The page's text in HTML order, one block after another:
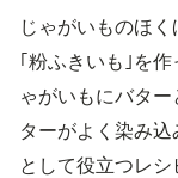
じゃがいものほ
｢粉ふきいも｣を
ゃがいもにバタ
ターがよく染み
として役立つレ